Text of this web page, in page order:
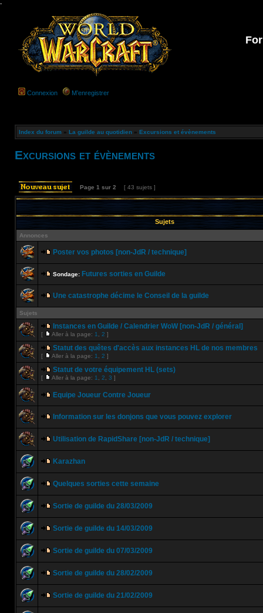
-
Connexion M’enregistrer
Index du forum » La guilde au quotidien » Excursions et évènements
Excursions et évènements
Page 1 sur 2 [ 43 sujets ]
Sujets
Annonces
Poster vos photos [non-JdR / technique]
Sondage: Futures sorties en Guilde
Une catastrophe décime le Conseil de la guilde
Sujets
Instances en Guilde / Calendrier WoW [non-JdR / général]
[ Aller à la page: 1 2 ]
Statut des quêtes d'accès aux instances HL de nos membres
[ Aller à la page: 1 2 ]
Statut de votre équipement HL (sets)
[ Aller à la page: 1 2 3 ]
Equipe Joueur Contre Joueur
Information sur les donjons que vous pouvez explorer
Utilisation de RapidShare [non-JdR / technique]
Karazhan
Quelques sorties cette semaine
Sortie de guilde du 28/03/2009
Sortie de guilde du 14/03/2009
Sortie de guilde du 07/03/2009
Sortie de guilde du 28/02/2009
Sortie de guilde du 21/02/2009